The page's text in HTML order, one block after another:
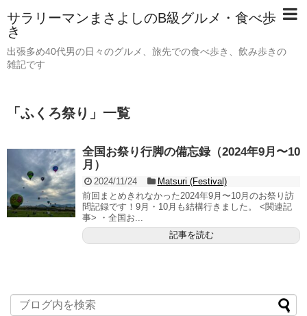
サラリーマンまさよしのB級グルメ・食べ歩
き
出張多め40代男の日々のグルメ、旅先での食べ歩き、飲み歩きの
雑記です
「 ふくろ祭り 」 一覧
全国お祭り行脚の備忘録（2024年9月〜10
月）
2024/11/24
Matsuri (Festival)
前回まとめきれなかった2024年9月〜10月のお祭り訪
問記録です！9月・10月も結構行きました。 <関連記
事> ・全国お...
記事を読む